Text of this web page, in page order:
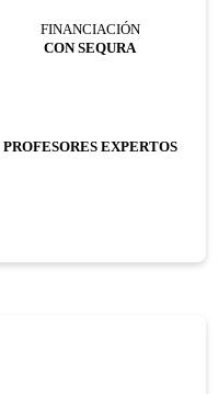
FINANCIACIÓN
CON SEQURA
PROFESORES EXPERTOS